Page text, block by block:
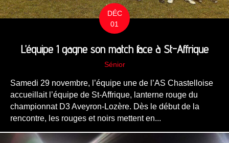
DÉC
01
L’équipe 1 gagne son match face à St-Affrique
Sénior
Samedi 29 novembre, l’équipe une de l’AS Chastelloise
accueillait l’équipe de St-Affrique, lanterne rouge du
championnat D3 Aveyron-Lozère. Dès le début de la
rencontre, les rouges et noirs mettent en...